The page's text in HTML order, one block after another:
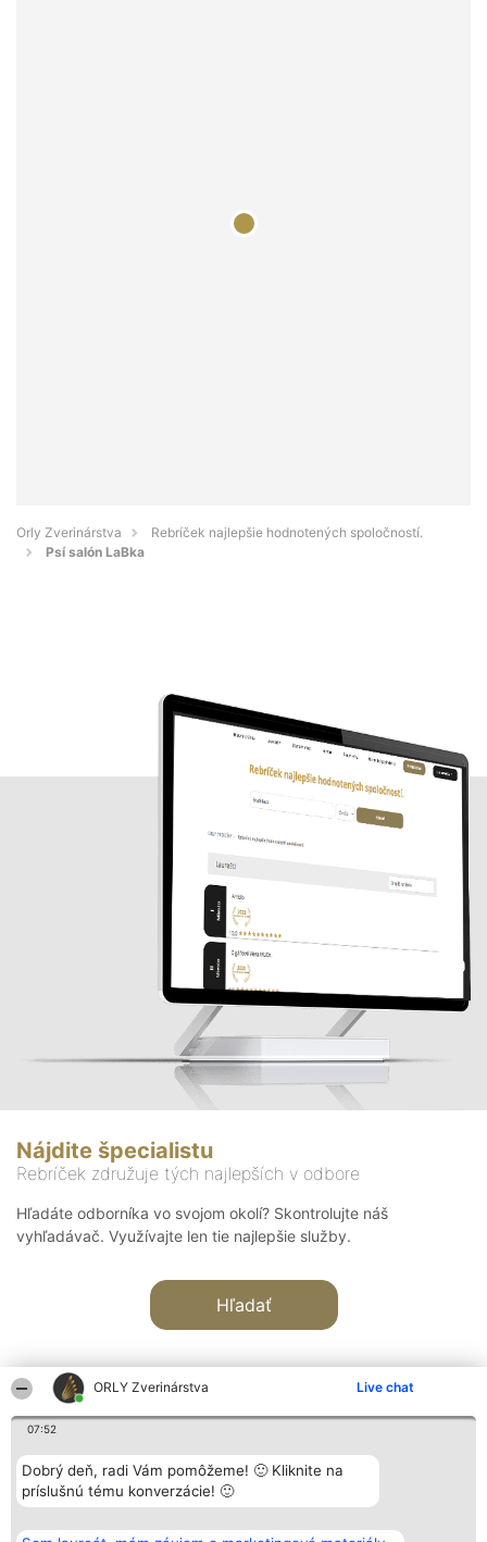
ORLY Zverinárstva Live chat
07:52
Dobrý deň, radi Vám pomôžeme! 🙂 Kliknite na
príslušnú tému konverzácie! 🙂
Orly Zverinárstva
Rebríček najlepšie hodnotených spoločností.
Psí salón LaBka
Nájdite špecialistu
Rebríček združuje tých najlepších v odbore
Hľadáte odborníka vo svojom okolí? Skontrolujte náš
vyhľadávač. Využívajte len tie najlepšie služby.
Hľadať
Organizátor hodnotenia
Bright Side Solutions sp. z o.
o. sp. k.
Wrocław 50-079
Hodnotenie
Laureáti
Lista
Laureatów
Kontakt
Kontakt